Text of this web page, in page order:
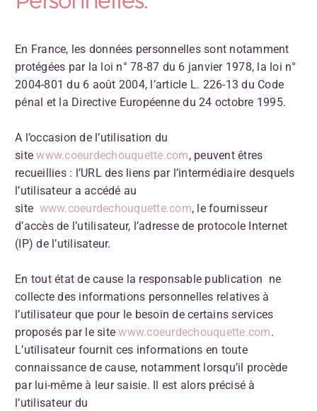
En France, les données personnelles sont notamment
protégées par la loi n° 78-87 du 6 janvier 1978, la loi n°
2004-801 du 6 août 2004, l’article L. 226-13 du Code
pénal et la Directive Européenne du 24 octobre 1995.
A l’occasion de l’utilisation du
sitewww.coeurdechouquette.com, peuvent êtres
recueillies : l’URL des liens par l’intermédiaire desquels
l’utilisateur a accédé au
site www.coeurdechouquette.com, le fournisseur
d’accès de l’utilisateur, l’adresse de protocole Internet
(IP) de l’utilisateur.
En tout état de cause la responsable publication ne
collecte des informations personnelles relatives à
l’utilisateur que pour le besoin de certains services
proposés par le sitewww.coeurdechouquette.com.
L’utilisateur fournit ces informations en toute
connaissance de cause, notamment lorsqu’il procède
par lui-même à leur saisie. Il est alors précisé à
l’utilisateur du